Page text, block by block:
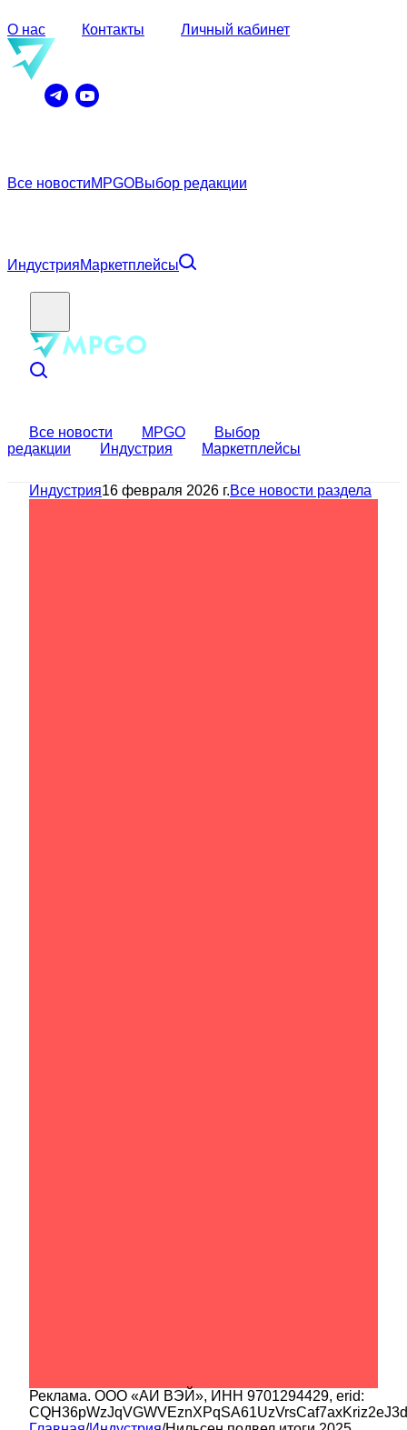
О нас Контакты Личный кабинет
Все новостиMPGOВыбор редакции
ИндустрияМаркетплейсы
Все новости MPGO
Выбор
редакции
Индустрия Маркетплейсы
Индустрия16 февраля 2026 г.Все новости раздела
Реклама. ООО «АИ ВЭЙ», ИНН 9701294429, erid: